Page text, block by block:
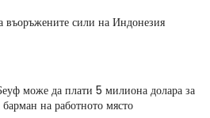
въоръжените сили на Индонезия
може да плати 5 милиона долара за
на работното място